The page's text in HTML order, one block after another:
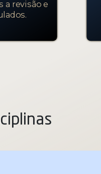
a revisão e